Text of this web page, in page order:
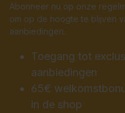
Abonneer nu op onze
om op de hoogte te blijven
aanbiedingen.
Toegang tot
aanbiedingen
65€
in de shop